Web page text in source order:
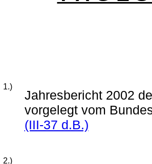
1.)
Jahresbericht 2002
vorgelegt vom
(III-37 d.B.)
2.)